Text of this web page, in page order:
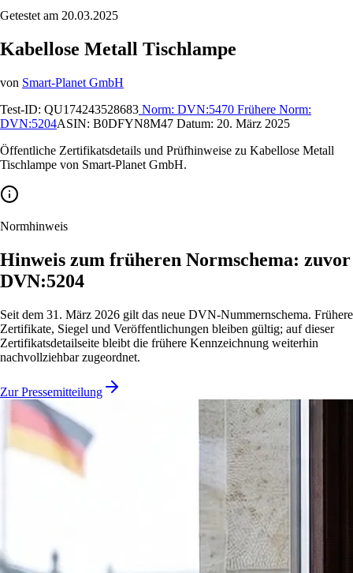
Getestet am 20.03.2025
Kabellose Metall Tischlampe
von Smart-Planet GmbH
Test-ID: QU174243528683 Norm: DVN:5470 Frühere Norm:
DVN:5204ASIN: B0DFYN8M47 Datum: 20. März 2025
Öffentliche Zertifikatsdetails und Prüfhinweise zu Kabellose Metall
Tischlampe von Smart-Planet GmbH.
Normhinweis
Hinweis zum früheren Normschema: zuvor
DVN:5204
Seit dem 31. März 2026 gilt das neue DVN-Nummernschema. Frühere
Zertifikate, Siegel und Veröffentlichungen bleiben gültig; auf dieser
Zertifikatsdetailseite bleibt die frühere Kennzeichnung weiterhin
nachvollziehbar zugeordnet.
Zur Pressemitteilung